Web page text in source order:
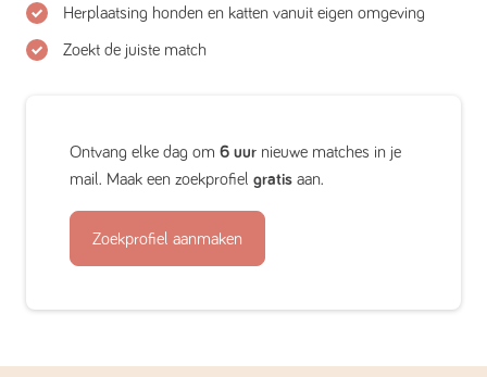
Herplaatsing honden en katten vanuit eigen omgeving
Zoekt de juiste match
Ontvang elke dag om 6 uur nieuwe matches in je
mail. Maak een zoekprofiel gratis aan.
Zoekprofiel aanmaken